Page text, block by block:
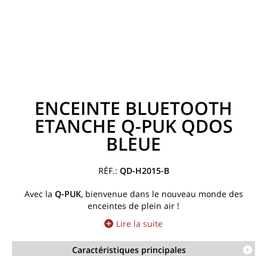
ENCEINTE BLUETOOTH
ETANCHE Q-PUK QDOS
BLEUE
QD-H2015-B
Avec la Q-PUK, bienvenue dans le nouveau monde des
enceintes de plein air !
Lire la suite
Caractéristiques principales